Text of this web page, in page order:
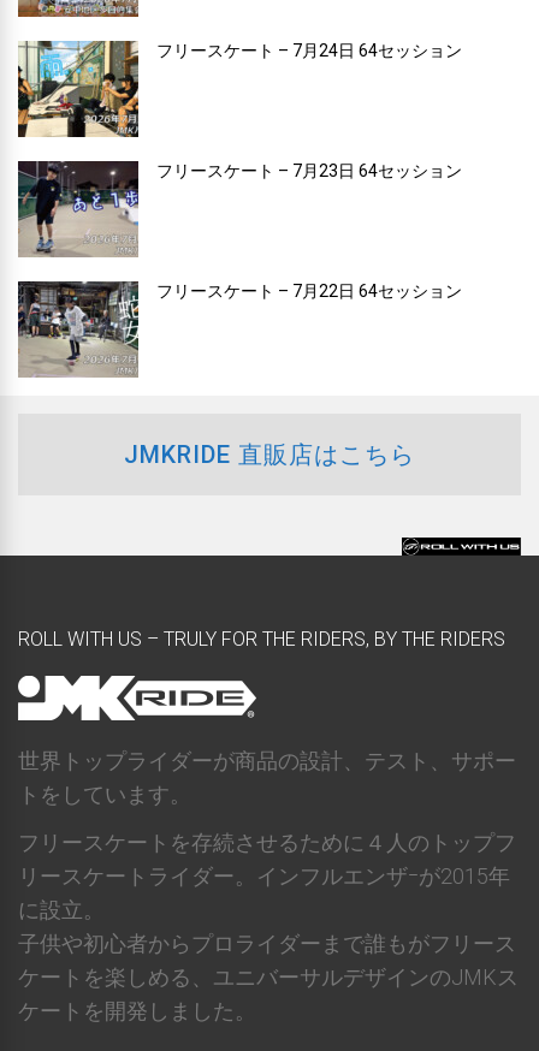
フリースケート – 7月24日 64セッション
フリースケート – 7月23日 64セッション
フリースケート – 7月22日 64セッション
JMKRIDE 直販店はこちら
ROLL WITH US – TRULY FOR THE RIDERS, BY THE RIDERS
世界トップライダーが商品の設計、テスト、サポー
トをしています。
フリースケートを存続させるために４人のトップフ
リースケートライダー。インフルエンザｰが2015年
に設立。
子供や初心者からプロライダーまで誰もがフリース
ケートを楽しめる、ユニバーサルデザインのJMKス
ケートを開発しました。